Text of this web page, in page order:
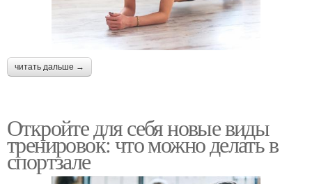
читать дальше →
Откройте для себя новые виды
тренировок: что можно делать в
спортзале